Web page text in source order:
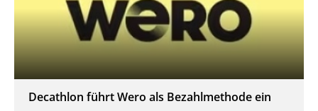
Decathlon führt Wero als Bezahlmethode ein